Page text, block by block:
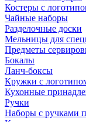
Костеры с
Чайные наборы
Разделочные доски
Мельницы для
Предметы
Бокалы
Ланч-боксы
Кружки с
Кухонные
Ручки
Наборы с ручками